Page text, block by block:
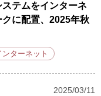
テムをインターネ
に配置、2025年秋
ンターネット
2025/03/11